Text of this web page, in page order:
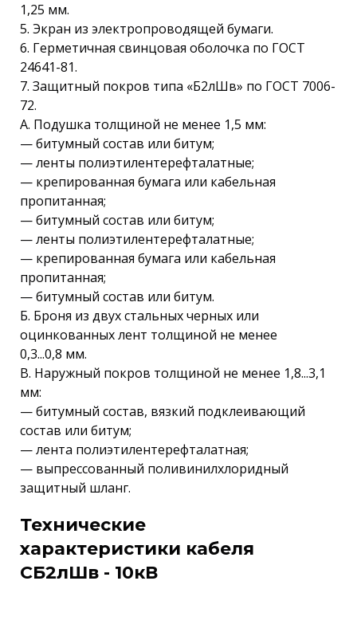
1,25 мм.
5. Экран из электропроводящей бумаги.
6. Герметичная свинцовая оболочка по ГОСТ
24641-81.
7. Защитный покров типа «Б2лШв» по ГОСТ 7006-
72.
А. Подушка толщиной не менее 1,5 мм:
— битумный состав или битум;
— ленты полиэтилентерефталатные;
— крепированная бумага или кабельная
пропитанная;
— битумный состав или битум;
— ленты полиэтилентерефталатные;
— крепированная бумага или кабельная
пропитанная;
— битумный состав или битум.
Б. Броня из двух стальных черных или
оцинкованных лент толщиной не менее
0,3...0,8 мм.
В. Наружный покров толщиной не менее 1,8...3,1
мм:
— битумный состав, вязкий подклеивающий
состав или битум;
— лента полиэтилентерефталатная;
— выпрессованный поливинилхлоридный
защитный шланг.
Технические
характеристики кабеля
СБ2лШв - 10кВ